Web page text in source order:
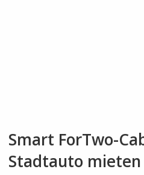
Smart ForTwo-
Stadtauto mieten